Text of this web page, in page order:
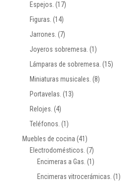
Espejos. (17)
Figuras. (14)
Jarrones. (7)
Joyeros sobremesa. (1)
Lámparas de sobremesa. (15)
Miniaturas musicales. (8)
Portavelas. (13)
Relojes. (4)
Teléfonos. (1)
Muebles de cocina (41)
Electrodomésticos. (7)
Encimeras a Gas. (1)
Encimeras vitrocerámicas. (1)